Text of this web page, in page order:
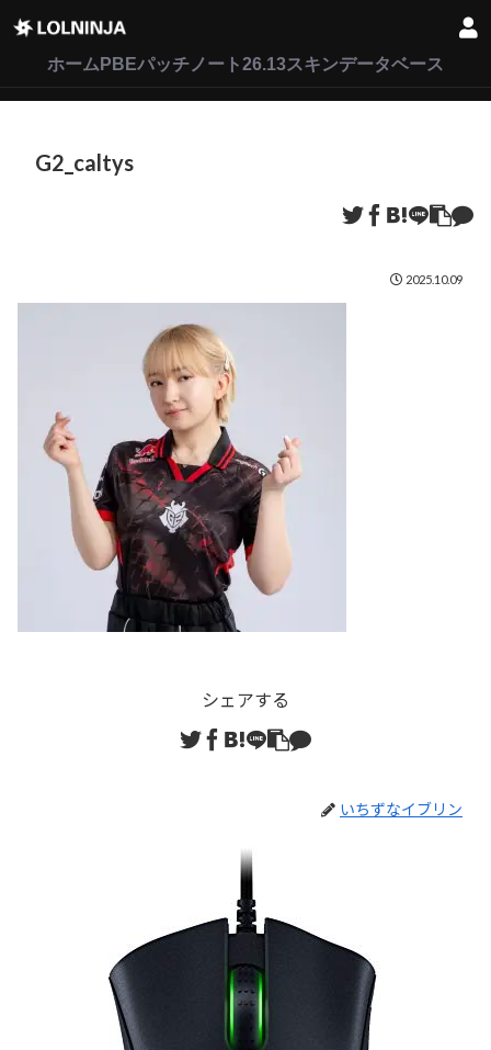
ホーム PBEパッチノート26.13スキンデータベース
G2_caltys
2025.10.09
シェアする
いちずなイブリン